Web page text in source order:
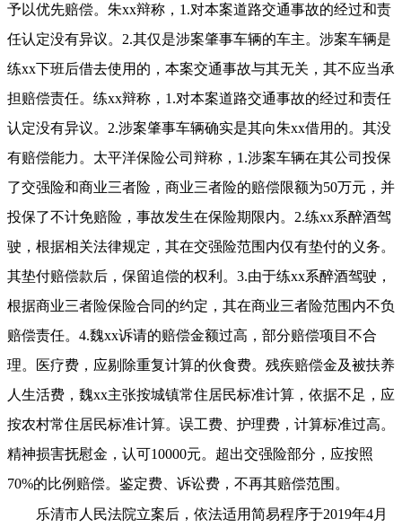
予以优先赔偿。朱xx辩称，1.对本案道路交通事故的经过和责
任认定没有异议。2.其仅是涉案肇事车辆的车主。涉案车辆是
练xx下班后借去使用的，本案交通事故与其无关，其不应当承
担赔偿责任。练xx辩称，1.对本案道路交通事故的经过和责任
认定没有异议。2.涉案肇事车辆确实是其向朱xx借用的。其没
有赔偿能力。太平洋保险公司辩称，1.涉案车辆在其公司投保
了交强险和商业三者险，商业三者险的赔偿限额为50万元，并
投保了不计免赔险，事故发生在保险期限内。2.练xx系醉酒驾
驶，根据相关法律规定，其在交强险范围内仅有垫付的义务。
其垫付赔偿款后，保留追偿的权利。3.由于练xx系醉酒驾驶，
根据商业三者险保险合同的约定，其在商业三者险范围内不负
赔偿责任。4.魏xx诉请的赔偿金额过高，部分赔偿项目不合
理。医疗费，应剔除重复计算的伙食费。残疾赔偿金及被扶养
人生活费，魏xx主张按城镇常住居民标准计算，依据不足，应
按农村常住居民标准计算。误工费、护理费，计算标准过高。
精神损害抚慰金，认可10000元。超出交强险部分，应按照
70%的比例赔偿。鉴定费、诉讼费，不再其赔偿范围。
乐清市人民法院立案后，依法适用简易程序于2019年4月